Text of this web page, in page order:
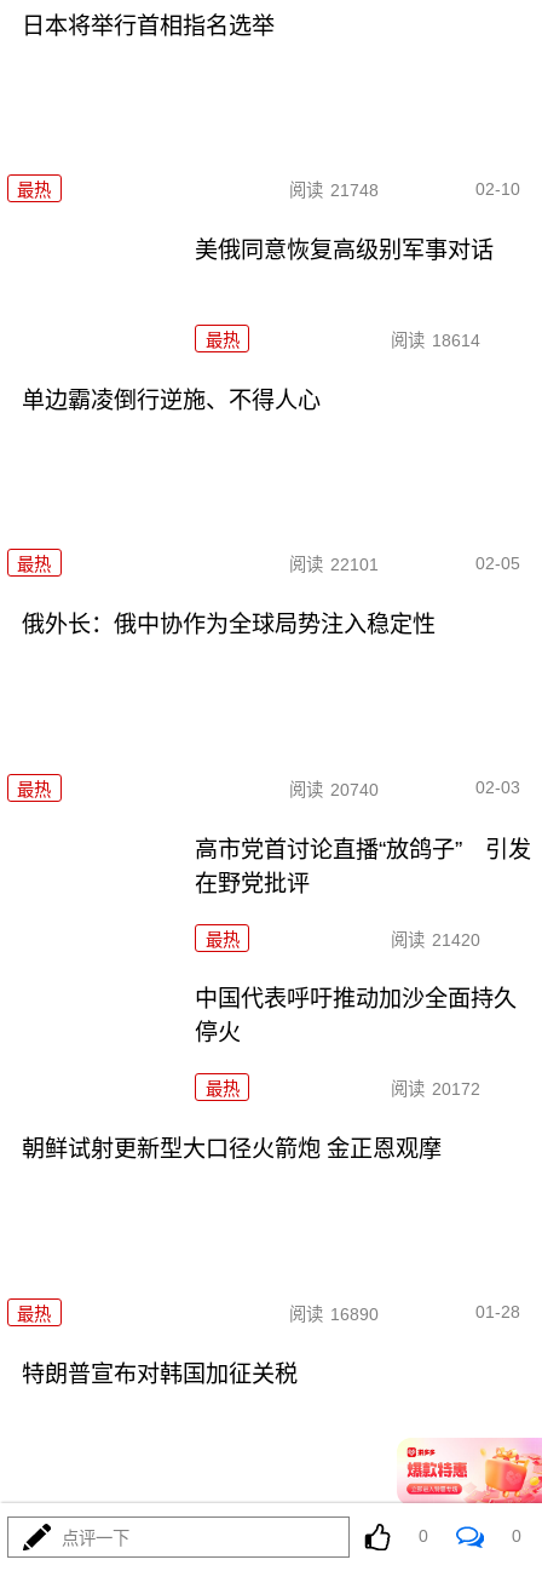
日本将举行首相指名选举
最热 阅读 21748 02-10
美俄同意恢复高级别军事对话
最热 阅读 18614
单边霸凌倒行逆施、不得人心
最热 阅读 22101 02-05
俄外长：俄中协作为全球局势注入稳定性
最热 阅读 20740 02-03
高市党首讨论直播“放鸽子” 引发
在野党批评
最热 阅读 21420
中国代表呼吁推动加沙全面持久
停火
最热 阅读 20172
朝鲜试射更新型大口径火箭炮 金正恩观摩
最热 阅读 16890 01-28
特朗普宣布对韩国加征关税
最热 20905 01-27
点评一下 0 0